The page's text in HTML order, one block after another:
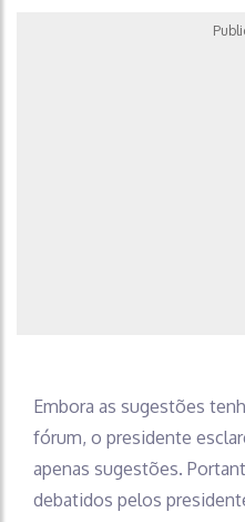
Embora as sugestões
fórum, o presidente
apenas sugestões.
debatidos pelos